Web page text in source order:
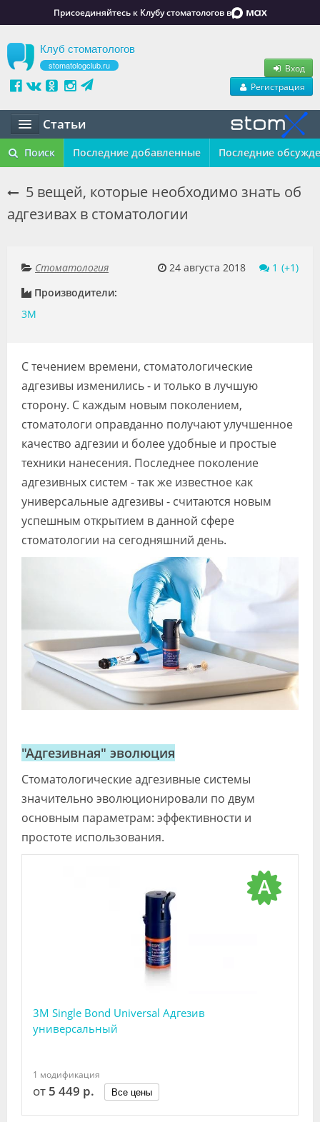
Присоединяйтесь к Клубу стоматологов в
Клуб стоматологов
stomatologclub.ru
Вход
Регистрация
Статьи
Статьи
Обучение
Резюме
Объявления
Форум
Клиники
Специалисты
Галерея
Блоги
Лаборатории
Поиск Последние добавленные Последние
5 вещей, которые необходимо знать об
адгезивах в стоматологии
Стоматология 24 августа 2018
1
Производители:
3M
С течением времени, стоматологические
адгезивы изменились - и только в лучшую
сторону. С каждым новым поколением,
стоматологи оправданно получают улучшенное
качество адгезии и более удобные и простые
техники нанесения. Последнее поколение
адгезивных систем - так же известное как
универсальные адгезивы - считаются новым
успешным открытием в данной сфере
стоматологии на сегодняшний день.
"Адгезивная" эволюция
Стоматологические адгезивные системы
значительно эволюционировали по двум
основным параметрам: эффективности и
простоте использования.